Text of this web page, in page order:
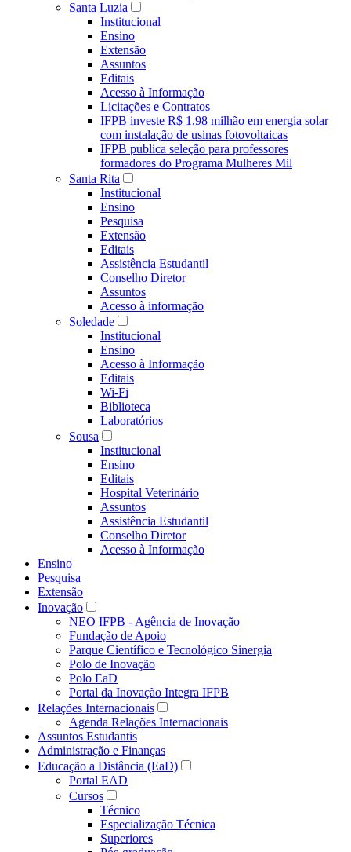
Santa Luzia
Institucional
Ensino
Extensão
Assuntos
Editais
Acesso à Informação
Licitações e Contratos
IFPB investe R$ 1,98 milhão em energia solar
com instalação de usinas fotovoltaicas
IFPB publica seleção para professores
formadores do Programa Mulheres Mil
Santa Rita
Institucional
Ensino
Pesquisa
Extensão
Editais
Assistência Estudantil
Conselho Diretor
Assuntos
Acesso à informação
Soledade
Institucional
Ensino
Acesso à Informação
Editais
Wi-Fi
Biblioteca
Laboratórios
Sousa
Institucional
Ensino
Editais
Hospital Veterinário
Assuntos
Assistência Estudantil
Conselho Diretor
Acesso à Informação
Ensino
Pesquisa
Extensão
Inovação
NEO IFPB - Agência de Inovação
Fundação de Apoio
Parque Científico e Tecnológico Sinergia
Polo de Inovação
Polo EaD
Portal da Inovação Integra IFPB
Relações Internacionais
Agenda Relações Internacionais
Assuntos Estudantis
Administração e Finanças
Educação a Distância (EaD)
Portal EAD
Cursos
Técnico
Especialização Técnica
Superiores